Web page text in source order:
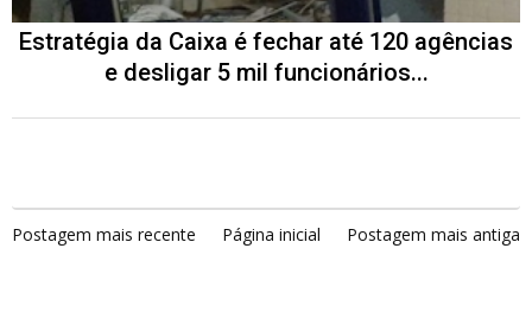
Estratégia da Caixa é fechar até 120 agências
e desligar 5 mil funcionários...
Postagem mais recente Página inicial Postagem mais antiga